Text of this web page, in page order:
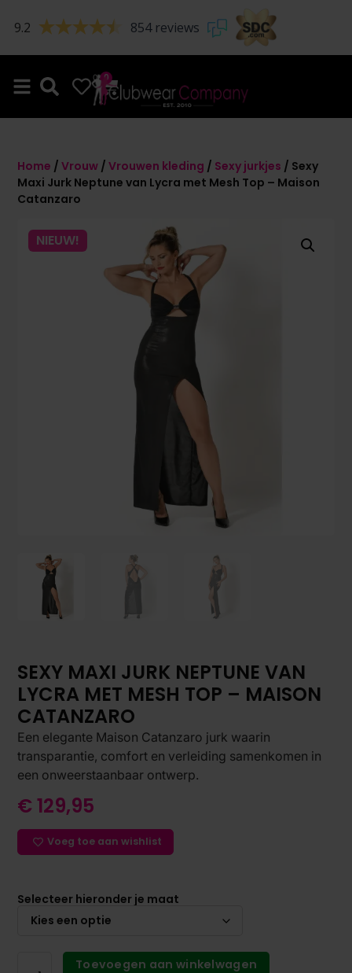
9.2 854 reviews
0 0
Home /Vrouw /Vrouwen kleding / Sexy jurkjes / Sexy
Maxi Jurk Neptune van Lycra met Mesh Top – Maison
Catanzaro
NIEUW!
SEXY MAXI JURK NEPTUNE VAN
LYCRA MET MESH TOP – MAISON
CATANZARO
Een elegante Maison Catanzaro jurk waarin
transparantie, comfort en verleiding samenkomen in
een onweerstaanbaar ontwerp.
€ 129,95
Voeg toe aan wishlist
Selecteer hieronder je maat
Toevoegen aan winkelwagen